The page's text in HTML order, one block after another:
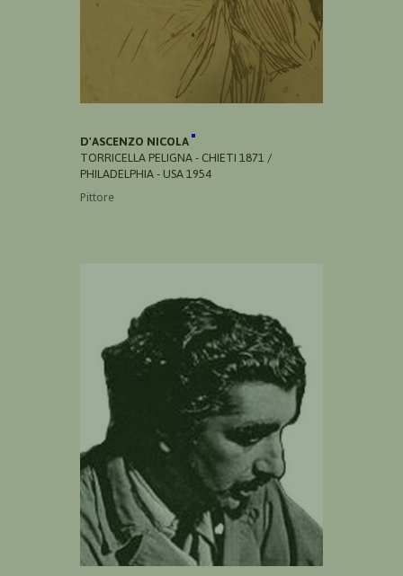
D'ASCENZO NICOLA
TORRICELLA PELIGNA - CHIETI 1871 /
PHILADELPHIA - USA 1954
Pittore